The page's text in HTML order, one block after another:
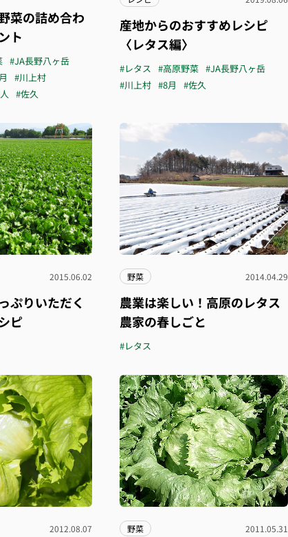
菜の詰め合わ
ト
#JA長野八ヶ岳
#川上村
#佐久
産地からのおすすめレシピ
〈レタス編〉
#レタス #高原野菜 #JA長野八ヶ岳
#川上村 #8月 #佐久
2015.06.02
ぷりいただく
ピ
野菜 2014.04.29
農業は楽しい！高原のレタス
農家の春しごと
#レタス
2012.08.07 野菜 2011.05.31